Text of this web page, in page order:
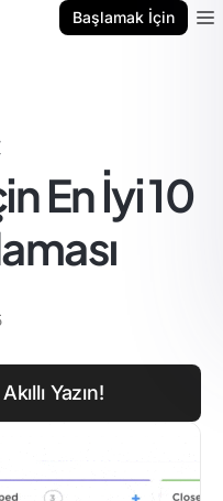
Başlamak İçin
En İyi 10
Yazın!